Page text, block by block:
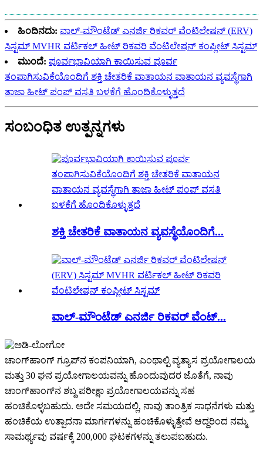
ಹಿಂದಿನದು: ವಾಲ್-ಮೌಂಟೆಡ್ ಎನರ್ಜಿ ರಿಕವರ್ ವೆಂಟಿಲೇಷನ್ (ERV)
ಸಿಸ್ಟಮ್ MVHR ವರ್ಟಿಕಲ್ ಹೀಟ್ ರಿಕವರಿ ವೆಂಟಿಲೇಷನ್ ಕಂಪ್ಲೀಟ್ ಸಿಸ್ಟಮ್
ಮುಂದೆ: ಪೂರ್ವಭಾವಿಯಾಗಿ ಕಾಯಿಸುವ ಪೂರ್ವ
ತಂಪಾಗಿಸುವಿಕೆಯೊಂದಿಗೆ ಶಕ್ತಿ ಚೇತರಿಕೆ ವಾತಾಯನ ವಾತಾಯನ ವ್ಯವಸ್ಥೆಗಾಗಿ
ತಾಜಾ ಹೀಟ್ ಪಂಪ್ ವಸತಿ ಬಳಕೆಗೆ ಹೊಂದಿಕೊಳ್ಳುತ್ತದೆ
ಸಂಬಂಧಿತ ಉತ್ಪನ್ನಗಳು
ಶಕ್ತಿ ಚೇತರಿಕೆ ವಾತಾಯನ ವ್ಯವಸ್ಥೆಯೊಂದಿಗೆ...
ವಾಲ್-ಮೌಂಟೆಡ್ ಎನರ್ಜಿ ರಿಕವರ್ ವೆಂಟ್...
ಚಾಂಗ್‌ಹಾಂಗ್ ಗ್ರೂಪ್‌ನ ಕಂಪನಿಯಾಗಿ, ಎಂಥಾಲ್ಪಿ ವ್ಯತ್ಯಾಸ ಪ್ರಯೋಗಾಲಯ
ಮತ್ತು 30 ಘನ ಪ್ರಯೋಗಾಲಯವನ್ನು ಹೊಂದುವುದರ ಜೊತೆಗೆ, ನಾವು
ಚಾಂಗ್‌ಹಾಂಗ್‌ನ ಶಬ್ದ ಪರೀಕ್ಷಾ ಪ್ರಯೋಗಾಲಯವನ್ನು ಸಹ
ಹಂಚಿಕೊಳ್ಳಬಹುದು. ಅದೇ ಸಮಯದಲ್ಲಿ, ನಾವು ತಾಂತ್ರಿಕ ಸಾಧನೆಗಳು ಮತ್ತು
ಹಂಚಿಕೆಯ ಉತ್ಪಾದನಾ ಮಾರ್ಗಗಳನ್ನು ಹಂಚಿಕೊಳ್ಳುತ್ತೇವೆ ಆದ್ದರಿಂದ ನಮ್ಮ
ಸಾಮರ್ಥ್ಯವು ವರ್ಷಕ್ಕೆ 200,000 ಘಟಕಗಳನ್ನು ತಲುಪಬಹುದು.